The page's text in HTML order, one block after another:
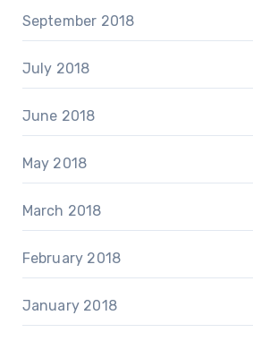
September 2018
July 2018
June 2018
May 2018
March 2018
February 2018
January 2018